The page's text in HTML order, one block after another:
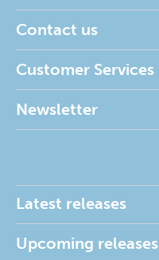
Contact us
Customer Services
Newsletter
Latest releases
Upcoming releases